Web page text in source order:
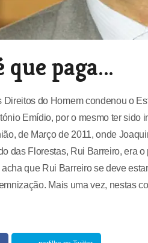
que paga...
Direitos do Homem condenou o
Emídio, por o mesmo ter
de Março de 2011, onde
das Florestas, Rui Barreiro, era
que Rui Barreiro se deve
Mais uma vez, nestas